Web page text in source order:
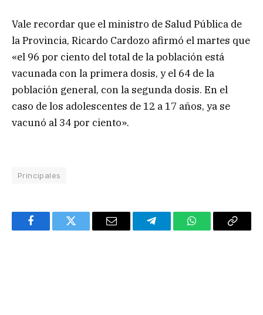
Vale recordar que el ministro de Salud Pública de
la Provincia, Ricardo Cardozo afirmó el martes que
«el 96 por ciento del total de la población está
vacunada con la primera dosis, y el 64 de la
población general, con la segunda dosis. En el
caso de los adolescentes de 12 a 17 años, ya se
vacunó al 34 por ciento».
Principales
FacebookTwitter Email TelegramWhatsAppCopy